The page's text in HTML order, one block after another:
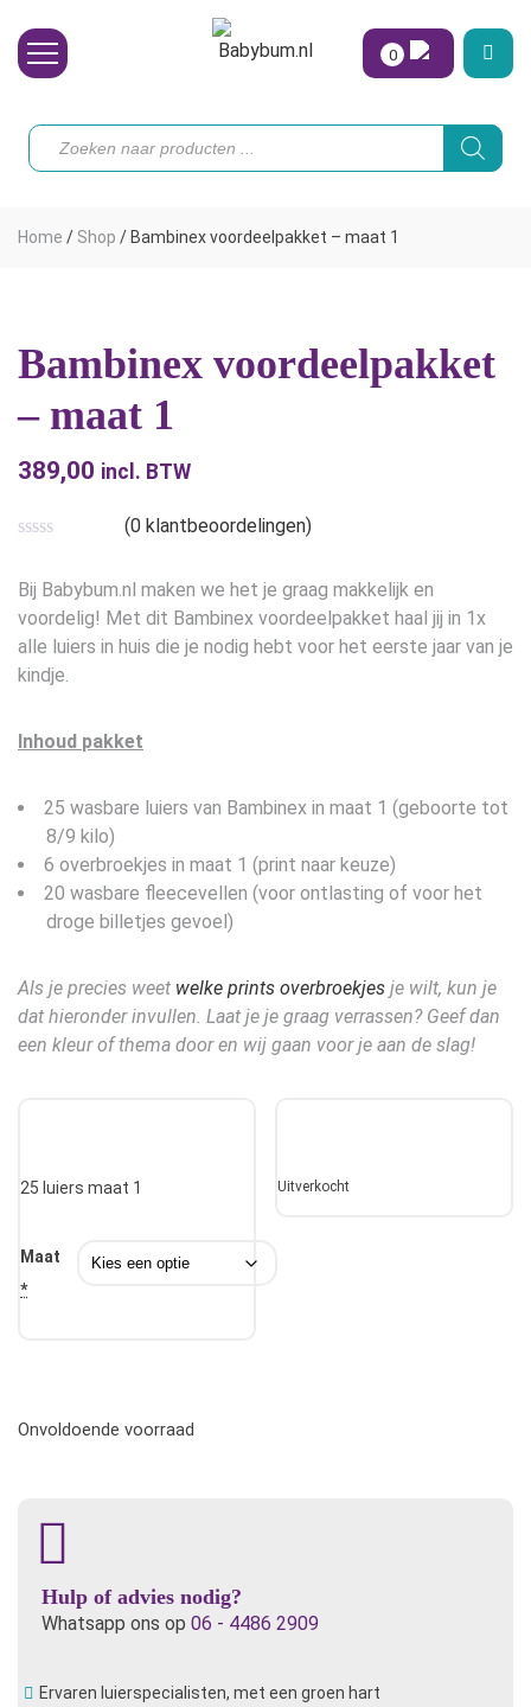
Toebehoren
Onze merken
Hoe begin ik?
0
Producten
zoeken
Home / Shop / Bambinex voordeelpakket – maat 1
Bambinex voordeelpakket
– maat 1
389,00 incl. BTW
(0 klantbeoordelingen)
Bij Babybum.nl maken we het je graag makkelijk en
voordelig! Met dit Bambinex voordeelpakket haal jij in 1x
alle luiers in huis die je nodig hebt voor het eerste jaar van je
kindje.
Inhoud pakket
25 wasbare luiers van Bambinex in maat 1 (geboorte tot
8/9 kilo)
6 overbroekjes in maat 1 (print naar keuze)
20 wasbare fleecevellen (voor ontlasting of voor het
droge billetjes gevoel)
Als je precies weet welke prints overbroekjes je wilt, kun je
dat hieronder invullen. Laat je je graag verrassen? Geef dan
een kleur of thema door en wij gaan voor je aan de slag!
25 luiers maat 1
Maat
*
Uitverkocht
Onvoldoende voorraad
Hulp of advies nodig?
Whatsapp ons op 06 - 4486 2909
Ervaren luierspecialisten, met een groen hart